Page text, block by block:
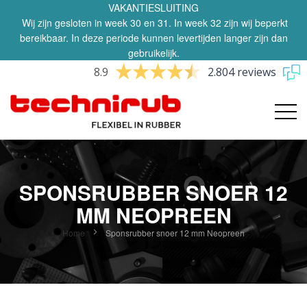
VAKANTIESLUITING
Wij zijn gesloten in week 30 en 31. In week 32 zijn wij beperkt
bereikbaar. In deze periode kunnen levertijden langer zijn dan
gebruikelijk.
8.9 2.804 reviews
SPONSRUBBER SNOER 12
MM NEOPREEN
Home Sponsrubber snoer 12 mm Neopreen